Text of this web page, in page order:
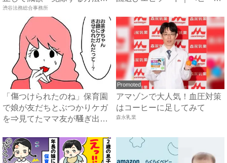
で...
渋谷法務総合事務所
「傷つけられたのね」保育園
で娘が友だちとぶつかりケガ
を⇒見てたママ友が騒ぎ出し
Promoted
アマゾンで大人気！血圧対策
はコーヒーに足してみて
森永乳業